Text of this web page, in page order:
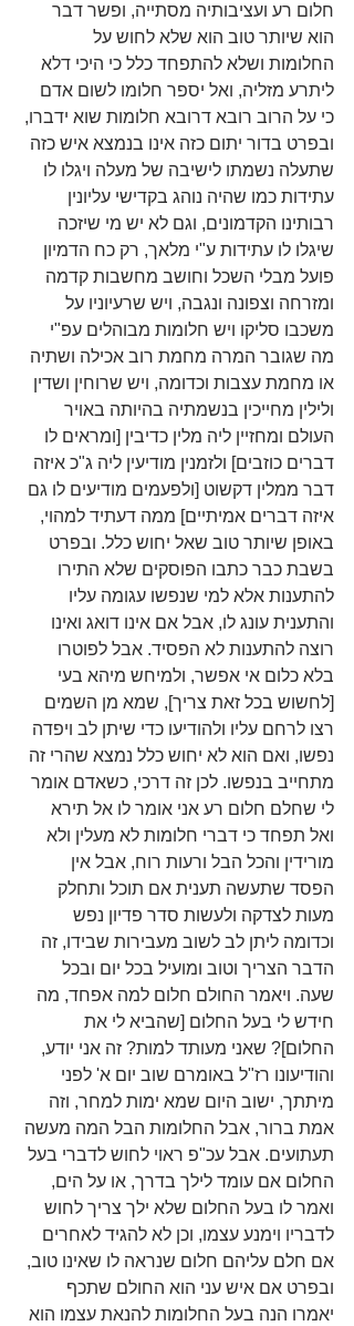
חלום רע ועציבותיה מסתייה, ופשר דבר
הוא שיותר טוב הוא שלא לחוש על
החלומות ושלא להתפחד כלל כי היכי דלא
ליתרע מזליה, ואל יספר חלומו לשום אדם
כי על הרוב רובא דרובא חלומות שוא ידברו,
ובפרט בדור יתום כזה אינו בנמצא איש כזה
שתעלה נשמתו לישיבה של מעלה ויגלו לו
עתידות כמו שהיה נוהג בקדישי עליונין
רבותינו הקדמונים, וגם לא יש מי שיזכה
שיגלו לו עתידות ע"י מלאך, רק כח הדמיון
פועל מבלי השכל וחושב מחשבות קדמה
ומזרחה וצפונה ונגבה, ויש שרעיוניו על
משכבו סליקו ויש חלומות מבוהלים עפ"י
מה שגובר המרה מחמת רוב אכילה ושתיה
או מחמת עצבות וכדומה, ויש שרוחין ושדין
ולילין מחייכין בנשמתיה בהיותה באויר
העולם ומחזיין ליה מלין כדיבין [ומראים לו
דברים כוזבים] ולזמנין מודיעין ליה ג"כ איזה
דבר ממלין דקשוט [ולפעמים מודיעים לו גם
איזה דברים אמיתיים] ממה דעתיד למהוי,
באופן שיותר טוב שאל יחוש כלל. ובפרט
בשבת כבר כתבו הפוסקים שלא התירו
להתענות אלא למי שנפשו עגומה עליו
והתענית עונג לו, אבל אם אינו דואג ואינו
רוצה להתענות לא הפסיד. אבל לפוטרו
בלא כלום אי אפשר, ולמיחש מיהא בעי
[לחשוש בכל זאת צריך], שמא מן השמים
רצו לרחם עליו ולהודיעו כדי שיתן לב ויפדה
נפשו, ואם הוא לא יחוש כלל נמצא שהרי זה
מתחייב בנפשו. לכן זה דרכי, כשאדם אומר
לי שחלם חלום רע אני אומר לו אל תירא
ואל תפחד כי דברי חלומות לא מעלין ולא
מורידין והכל הבל ורעות רוח, אבל אין
הפסד שתעשה תענית אם תוכל ותחלק
מעות לצדקה ולעשות סדר פדיון נפש
וכדומה ליתן לב לשוב מעבירות שבידו, זה
הדבר הצריך וטוב ומועיל בכל יום ובכל
שעה. ויאמר החולם חלום למה אפחד, מה
חידש לי בעל החלום [שהביא לי את
החלום]? שאני מעותד למות? זה אני יודע,
והודיעונו רז"ל באומרם שוב יום א' לפני
מיתתך, ישוב היום שמא ימות למחר, וזה
אמת ברור, אבל החלומות הבל המה מעשה
תעתועים. אבל עכ"פ ראוי לחוש לדברי בעל
החלום אם עומד לילך בדרך, או על הים,
ואמר לו בעל החלום שלא ילך צריך לחוש
לדבריו וימנע עצמו, וכן לא להגיד לאחרים
אם חלם עליהם חלום שנראה לו שאינו טוב,
ובפרט אם איש עני הוא החולם שתכף
יאמרו הנה בעל החלומות להנאת עצמו הוא